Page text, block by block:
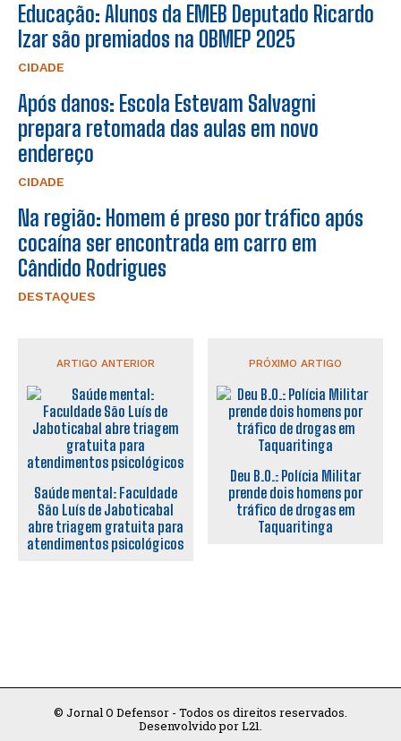
Educação: Alunos da EMEB Deputado Ricardo
Izar são premiados na OBMEP 2025
CIDADE
Após danos: Escola Estevam Salvagni
prepara retomada das aulas em novo
endereço
CIDADE
Na região: Homem é preso por tráfico após
cocaína ser encontrada em carro em
Cândido Rodrigues
DESTAQUES
ARTIGO ANTERIOR
Saúde mental: Faculdade
São Luís de Jaboticabal
abre triagem gratuita para
atendimentos psicológicos
PRÓXIMO ARTIGO
Deu B.O.: Polícia Militar
prende dois homens por
tráfico de drogas em
Taquaritinga
© Jornal O Defensor - Todos os direitos reservados.
Desenvolvido por L21.